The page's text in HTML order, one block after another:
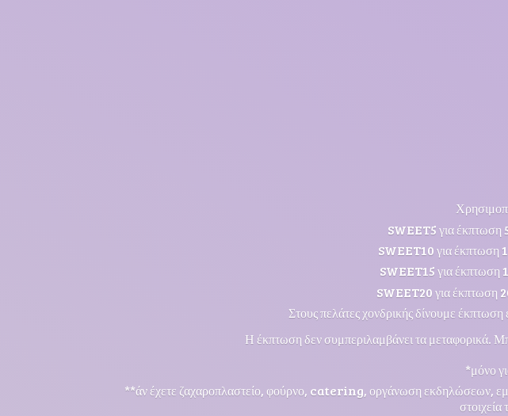
SWEET5 για έκπτωση
SWEET10 για έκπτωση
SWEET15 για έκπτωση
SWEET20 για έκπτωση
Στους πελάτες χονδρικής δίνουμε έκπτωση
Η έκπτωση δεν συμπεριλαμβάνει τα μεταφορικά.
*μόνο
**άν έχετε ζαχαροπλαστείο, φούρνο, catering, οργάνωση εκδηλώσεων,
στοιχεία